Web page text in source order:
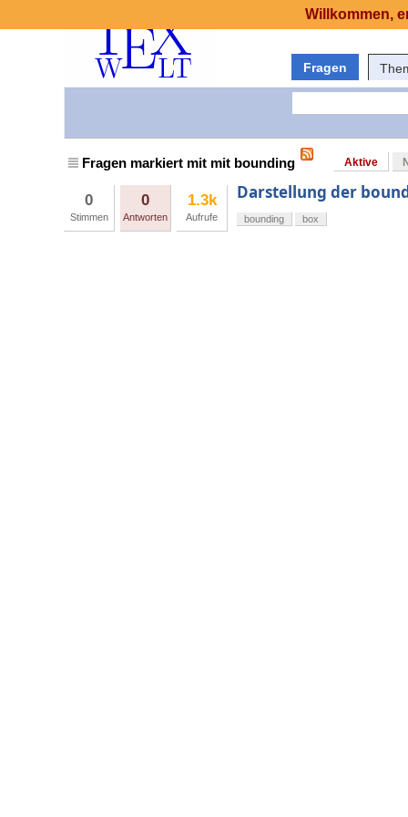
Fragen
Fragen markiert mit mit bounding Aktive
0
Stimmen
0
Antworten
1.3k
Aufrufe
Darstellung der
bounding box
Willkommen,